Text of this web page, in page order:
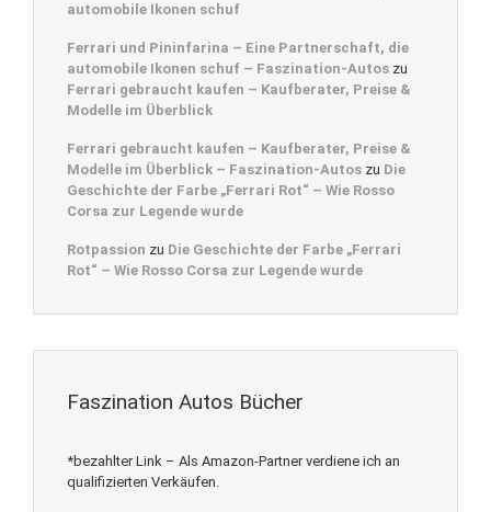
automobile Ikonen schuf
Ferrari und Pininfarina – Eine Partnerschaft, die
automobile Ikonen schuf – Faszination-Autos zu
Ferrari gebraucht kaufen – Kaufberater, Preise &
Modelle im Überblick
Ferrari gebraucht kaufen – Kaufberater, Preise &
Modelle im Überblick – Faszination-Autos zu Die
Geschichte der Farbe „Ferrari Rot“ – Wie Rosso
Corsa zur Legende wurde
Rotpassion zu Die Geschichte der Farbe „Ferrari
Rot“ – Wie Rosso Corsa zur Legende wurde
Faszination Autos Bücher
*bezahlter Link – Als Amazon-Partner verdiene ich an
qualifizierten Verkäufen.